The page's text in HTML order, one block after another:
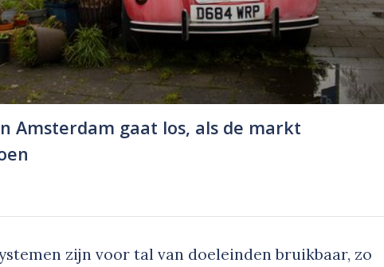
Amsterdam gaat los, als de markt
zijn voor tal van doeleinden bruikbaar, zo